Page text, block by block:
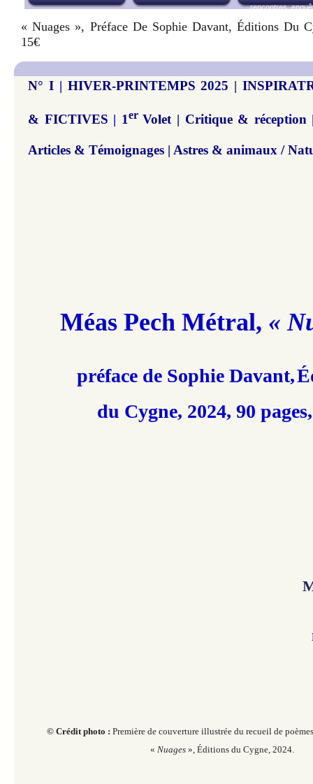
rencontres,
« Nuages », Préface De Sophie Davant, Éditions Du
15€
N° I | HIVER-PRINTEMPS 2025 |
& FICTIVES | 1erVolet | Critique & réception
Articles & Témoignages | Astres & animaux /
Méas Pech Métral, «
préface de Sophie Davant,
du Cygne, 2024, 90
© Crédit photo : Première de couverture illustrée du recueil de
« Nuages», Éditions du Cygne, 2024.